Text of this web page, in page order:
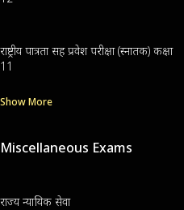
राष्ट्रीय पात्रता सह प्रवेश परीक्षा (स्नातक) कक्षा
11
Show More
Miscellaneous Exams
राज्य न्यायिक सेवा